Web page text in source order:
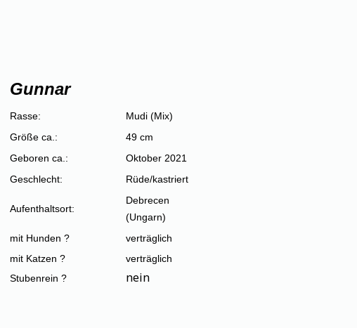
Gunnar
Rasse:
Mudi (Mix)
Größe ca.:
49 cm
Geboren ca.:
Oktober 2021
Geschlecht:
Rüde/kastriert
Aufenthaltsort:
Debrecen
(Ungarn)
mit Hunden ?
verträglich
mit Katzen ?
verträglich
Stubenrein ?
nein